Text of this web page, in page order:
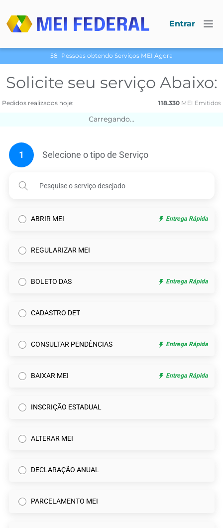
Entrar
58 Pessoas obtendo Serviços МЕI Agora
Solicite seu serviço Abaixo:
Pedidos realizados hoje: 118.330МЕI Emitidos
Carregando...
1 Selecione o tipo de Serviço
ABRIR MEI Entrega Rápida
REGULARIZAR MEI
BOLETO DAS Entrega Rápida
CADASTRO DET
CONSULTAR PENDÊNCIAS Entrega Rápida
BAIXAR MEI Entrega Rápida
INSCRIÇÃO ESTADUAL
ALTERAR MEI
DECLARAÇÃO ANUAL
PARCELAMENTO MEI